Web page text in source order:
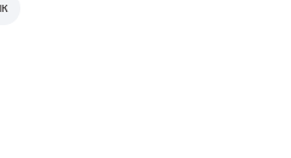
Ozon, Яндекс.
и за ее пределами. У
собственные СТМ.